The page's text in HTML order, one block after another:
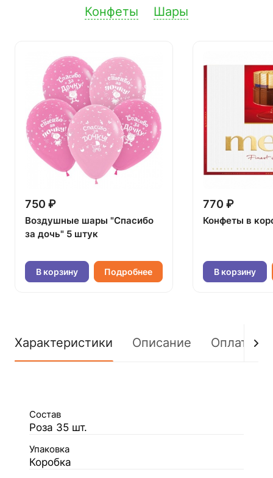
Конфеты Шары
750 ₽
Воздушные шары "Спасибо
за дочь" 5 штук
В корзину Подробнее
770 ₽
Конфеты в
В корзину
Характеристики Описание Оплата
Состав
Роза 35 шт.
Упаковка
Коробка